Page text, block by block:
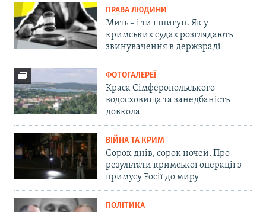
ПРАВА ЛЮДИНИ
Мить – і ти шпигун. Як у
кримських судах розглядають
звинувачення в держзраді
ФОТОГАЛЕРЕЇ
Краса Сімферопольського
водосховища та занедбаність
довкола
ВІЙНА ТА КРИМ
Сорок днів, сорок ночей. Про
результати кримської операції з
примусу Росії до миру
ПОЛІТИКА